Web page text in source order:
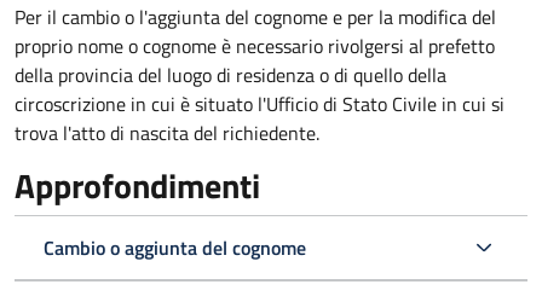
Per il cambio o l'aggiunta del cognome e per la modifica del
proprio nome o cognome è necessario rivolgersi al prefetto
della provincia del luogo di residenza o di quello della
circoscrizione in cui è situato l'Ufficio di Stato Civile in cui si
trova l'atto di nascita del richiedente.
Approfondimenti
Cambio o aggiunta del cognome